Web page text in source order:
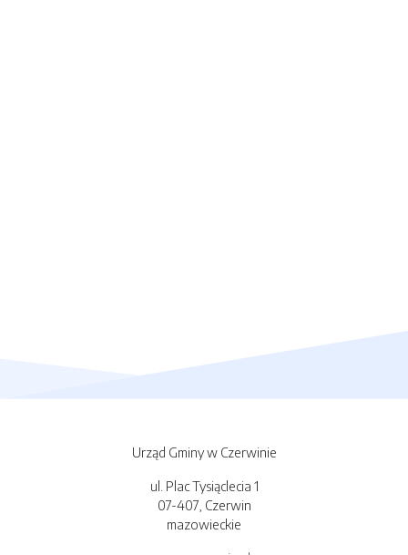
Urząd Gminy w Czerwinie
ul. Plac Tysiąclecia 1
07-407, Czerwin
mazowieckie